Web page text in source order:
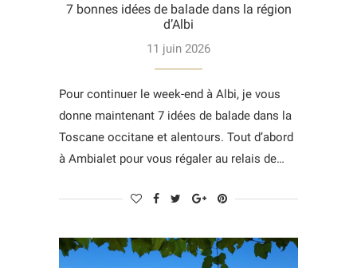
7 bonnes idées de balade dans la région
d’Albi
11 juin 2026
Pour continuer le week-end à Albi, je vous
donne maintenant 7 idées de balade dans la
Toscane occitane et alentours. Tout d’abord
à Ambialet pour vous régaler au relais de…